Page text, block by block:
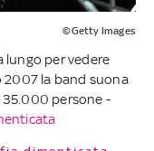
©Getty Images
lungo per vedere
2007 la band suona
35.000 persone -